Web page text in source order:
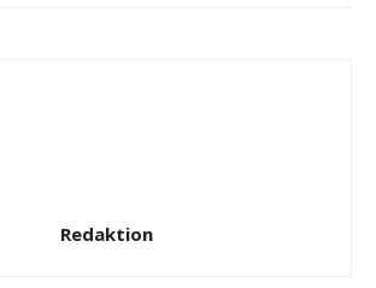
Redaktion